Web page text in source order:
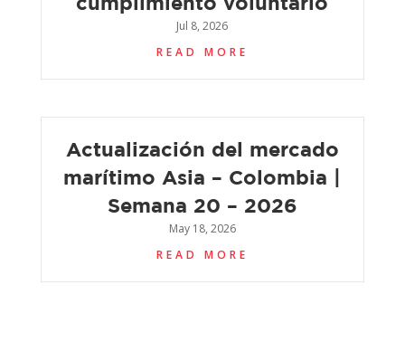
Jul 8, 2026
READ MORE
Actualización del mercado
marítimo Asia – Colombia |
Semana 20 – 2026
May 18, 2026
READ MORE